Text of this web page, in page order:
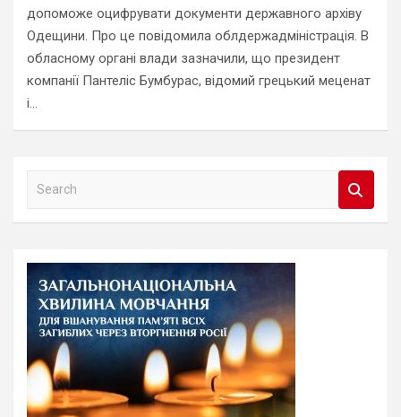
допоможе оцифрувати документи державного архіву
Одещини. Про це повідомила облдержадміністрація. В
обласному органі влади зазначили, що президент
компанії Пантеліс Бумбурас, відомий грецький меценат
і…
a